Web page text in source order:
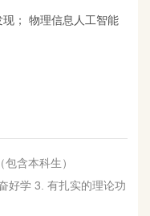
； 物理信息人工智能
含本科生）
好学 3. 有扎实的理论功